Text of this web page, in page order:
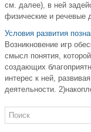
см. далее), в ней
физические и речевые
Условия развития
Возникновение игр
смысл понятия,
создающих
интерес к ней,
деятельности.